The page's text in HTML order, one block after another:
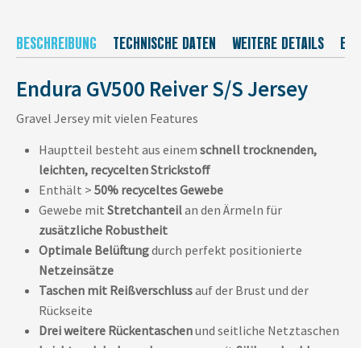
BESCHREIBUNG TECHNISCHE DATEN WEITERE DETAILS
Endura GV500 Reiver S/S Jersey
Gravel Jersey mit vielen Features
Hauptteil besteht aus einem schnell trocknenden,
leichten, recycelten Strickstoff
Enthält > 50% recyceltes Gewebe
Gewebe mit Stretchanteilan den Ärmeln für
zusätzliche Robustheit
Optimale Belüftungdurch perfekt positionierte
Netzeinsätze
Taschen mit Reißverschlussauf der Brust und der
Rückseite
Drei weitere Rückentaschenund seitliche Netztaschen